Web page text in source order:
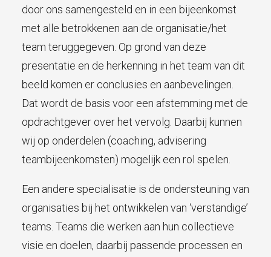
door ons samengesteld en in een bijeenkomst
met alle betrokkenen aan de organisatie/het
team teruggegeven. Op grond van deze
presentatie en de herkenning in het team van dit
beeld komen er conclusies en aanbevelingen.
Dat wordt de basis voor een afstemming met de
opdrachtgever over het vervolg. Daarbij kunnen
wij op onderdelen (coaching, advisering
teambijeenkomsten) mogelijk een rol spelen.
Een andere specialisatie is de ondersteuning van
organisaties bij het ontwikkelen van ‘verstandige’
teams. Teams die werken aan hun collectieve
visie en doelen, daarbij passende processen en